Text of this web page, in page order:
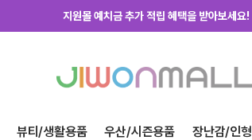
지원몰 위탁배송을 신청하세요!
지금 가입하고 첫구매 혜택 받아가세요!
뷰티/생활용품 우산/시즌용품 장난감/인형